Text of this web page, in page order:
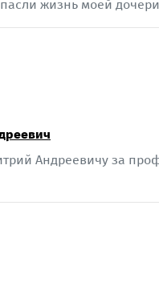
жизнь моей
Андреевичу за